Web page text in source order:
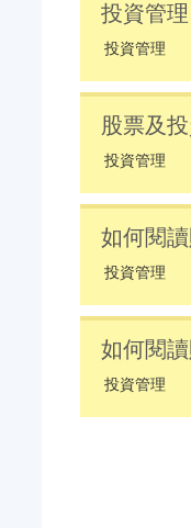
投資管理
投資管理
股票及
投資管理
如何閱
投資管理
如何閱
投資管理